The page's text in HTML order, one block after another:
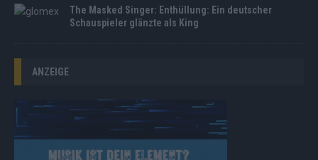
The Masked Singer: Enthüllung: Ein deutscher
Schauspieler glänzte als King
ANZEIGE